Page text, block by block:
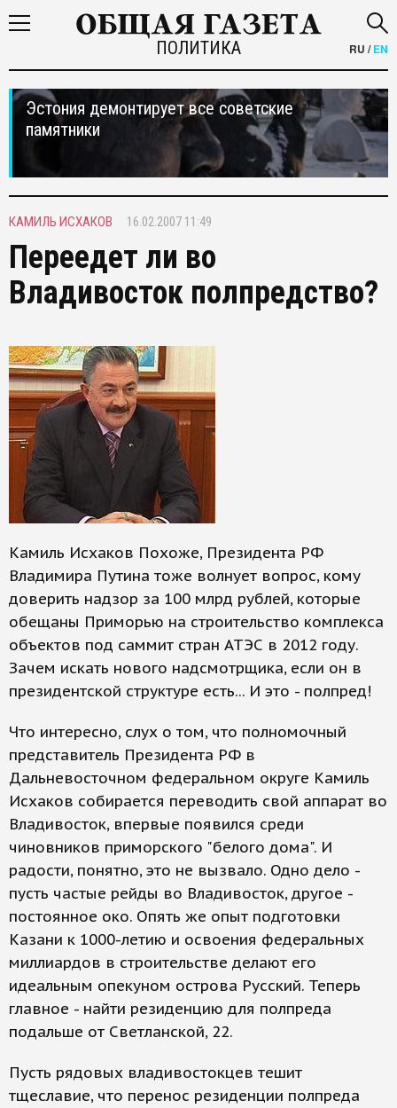
ПОЛИТИКА RU /EN
Эстония демонтирует все советские
памятники
КАМИЛЬ ИСХАКОВ 16.02.2007 11:49
Переедет ли во
Владивосток полпредство?
Камиль Исхаков Похоже, Президента РФ
Владимира Путина тоже волнует вопрос, кому
доверить надзор за 100 млрд рублей, которые
обещаны Приморью на строительство комплекса
объектов под саммит стран АТЭС в 2012 году.
Зачем искать нового надсмотрщика, если он в
президентской структуре есть... И это - полпред!
Что интересно, слух о том, что полномочный
представитель Президента РФ в
Дальневосточном федеральном округе Камиль
Исхаков собирается переводить свой аппарат во
Владивосток, впервые появился среди
чиновников приморского "белого дома". И
радости, понятно, это не вызвало. Одно дело -
пусть частые рейды во Владивосток, другое -
постоянное око. Опять же опыт подготовки
Казани к 1000-летию и освоения федеральных
миллиардов в строительстве делают его
идеальным опекуном острова Русский. Теперь
главное - найти резиденцию для полпреда
подальше от Светланской, 22.
Пусть рядовых владивостокцев тешит
тщеславие, что перенос резиденции полпреда